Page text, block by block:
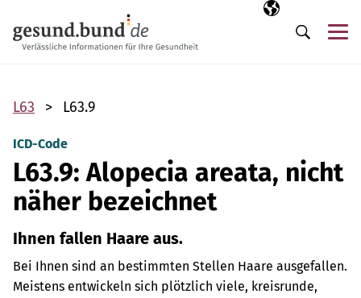
Ausgewählte
DE
Suche
L63 L63.9
ICD-Code
L63.9: Alopecia areata, nicht
näher bezeichnet
Ihnen fallen Haare aus.
Bei Ihnen sind an bestimmten Stellen Haare ausgefallen.
Meistens entwickeln sich plötzlich viele, kreisrunde,